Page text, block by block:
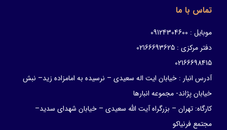
تماس با ما
موبایل : 09124304600
دفتر مرکزی : 02166693625
02166698415
آدرس انبار : خیابان ایت اله سعیدی – نرسیده به امامزاده زید– نبش
خیابان پژاند- مجموعه انبارها
کارگاه: تهران – بزرگراه آیت الله سعیدی – خیابان شهدای سدید–
مجتمع فرنیاکو